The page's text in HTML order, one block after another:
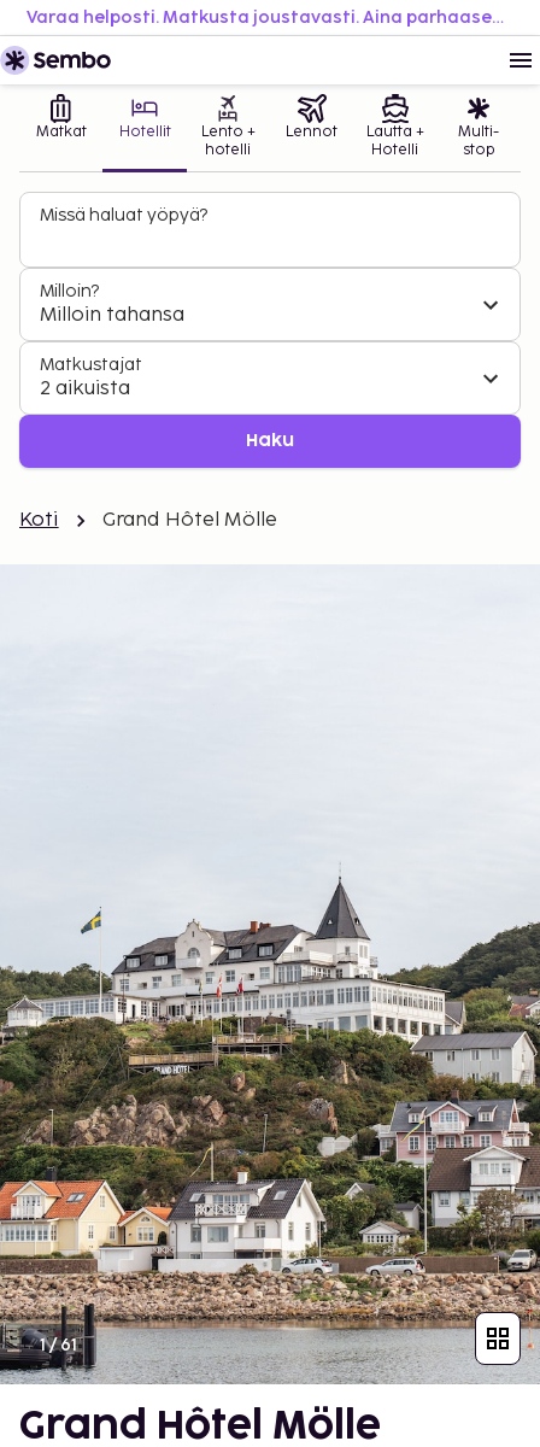
Varaa helposti. Matkusta joustavasti. Aina parhaaseen hintaan.
Matkat Hotellit
Lento +
hotelli
Lennot
Lautta +
Hotelli
Multi-
stop
Missä haluat yöpyä?
Milloin?
Milloin tahansa
Matkustajat
2 aikuista
Haku
Koti Grand Hôtel Mölle
1/61
Grand Hôtel Mölle